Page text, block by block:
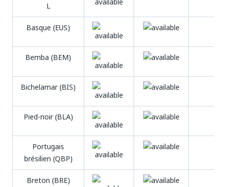
L
Basque (EUS)
Bemba (BEM)
Bichelamar (BIS)
Pied-noir (BLA)
Portugais
brésilien (QBP)
Breton (BRE)